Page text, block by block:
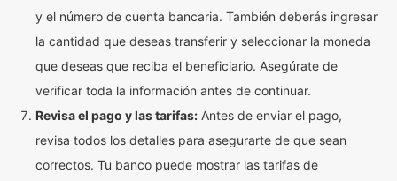
y el número de cuenta bancaria. También deberás ingresar
la cantidad que deseas transferir y seleccionar la moneda
que deseas que reciba el beneficiario. Asegúrate de
verificar toda la información antes de continuar.
Revisa el pago y las tarifas: Antes de enviar el pago,
revisa todos los detalles para asegurarte de que sean
correctos. Tu banco puede mostrar las tarifas de